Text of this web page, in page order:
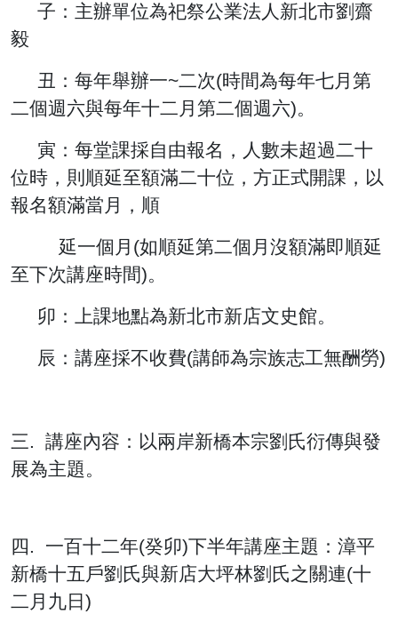
子：主辦單位為祀祭公業法人新北市劉齋
毅
丑：每年舉辦一~二次(時間為每年七月第
二個週六與每年十二月第二個週六)。
寅：每堂課採自由報名，人數未超過二十
位時，則順延至額滿二十位，方正式開課，以
報名額滿當月，順
延一個月(如順延第二個月沒額滿即順延
至下次講座時間)。
卯：上課地點為新北市新店文史館。
辰：講座採不收費(講師為宗族志工無酬勞)
三. 講座內容：以兩岸新橋本宗劉氏衍傳與發
展為主題。
四. 一百十二年(癸卯)下半年講座主題：漳平
新橋十五戶劉氏與新店大坪林劉氏之關連(十
二月九日)